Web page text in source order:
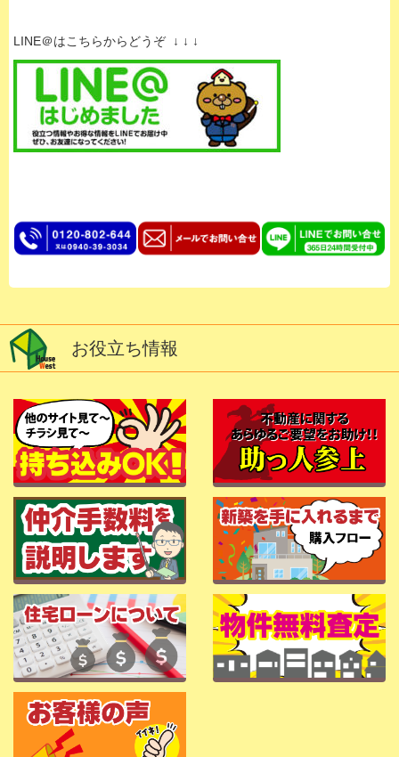
LINE＠はこちらからどうぞ ↓ ↓ ↓
お役立ち情報